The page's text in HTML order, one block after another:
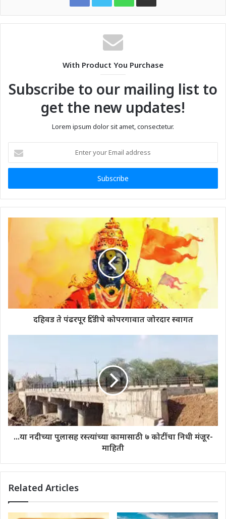
With Product You Purchase
Subscribe to our mailing list to
get the new updates!
Lorem ipsum dolor sit amet, consectetur.
your
Email
दहिवड ते पंढरपूर दिंडीचे कोपरगावात जोरदार स्वागत
...या नदीच्या पुलासह रस्त्यांच्या कामासाठी ७ कोटींचा निधी मंजूर-
माहिती
Related Articles